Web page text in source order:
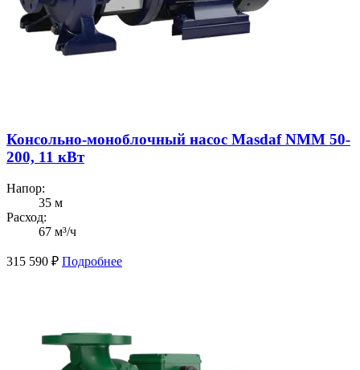
Консольно-моноблочный насос Masdaf NMM 50-
200, 11 кВт
Напор:
35 м
Расход:
67 м³/ч
315 590 ₽ Подробнее